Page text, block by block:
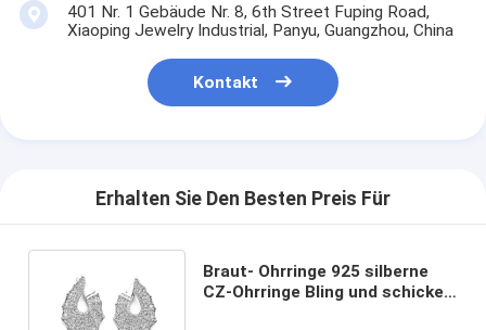
401 Nr. 1 Gebäude Nr. 8, 6th Street Fuping Road,
Xiaoping Jewelry Industrial, Panyu, Guangzhou, China
Kontakt
Erhalten Sie Den Besten Preis Für
Braut- Ohrringe 925 silberne
CZ-Ohrringe Bling und schickes